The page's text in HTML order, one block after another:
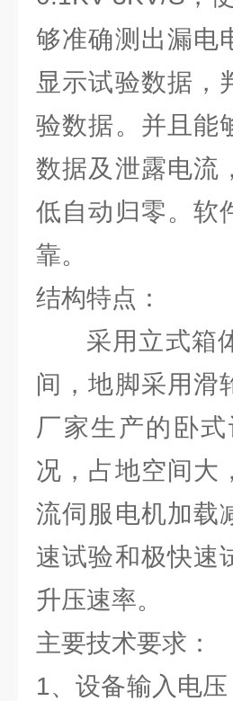
够准确测出漏电
显示试验数据，
验数据。并且能
数据及泄露电流
低自动归零。软
靠。
结构特点：
采用立式箱体
间，地脚采用滑
厂家生产的卧
况，占地空间大
流伺服电机加载
速试验和极快速
升压速率。
主要技术要求：
1、设备输入电